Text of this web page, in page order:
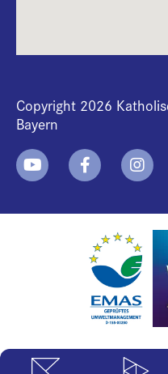
Copyright 2026
Bayern